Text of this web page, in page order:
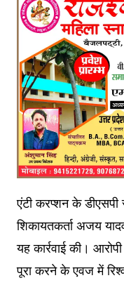
एंटी करप्शन के डीएसपी
शिकायतकर्ता अजय
यह कार्रवाई की।
पूरा करने के एवज में